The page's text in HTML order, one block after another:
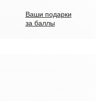
Ваши подарки
за баллы